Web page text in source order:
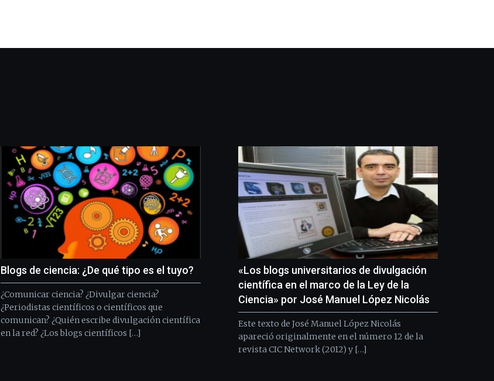
la
Plaza
(BZP),
festival
que
ciudad
monólogos,
exposiciones,
conferencias,
docufórums
y
de
ciencia
del
Blogs de ciencia: ¿De qué tipo es el tuyo?
¿Comunicar ciencia? ¿Divulgar ciencia?
¿Periodistas científicos o científicos que
comunican? ¿Quién escribe divulgación científica
en la red? ¿Los blogs científicos […]
«Los blogs universitarios de divulgación
científica en el marco de la Ley de la
Ciencia» por José Manuel López Nicolás
Este texto de José Manuel López Nicolás
apareció originalmente en el número 12 de la
revista CIC Network (2012) y […]